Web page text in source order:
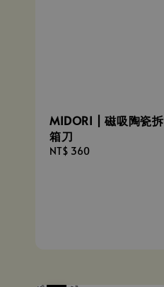
MIDORI | 磁吸陶瓷拆
箱刀
Regular
NT$ 360